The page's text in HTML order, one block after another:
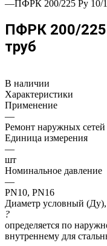
—ПФРК 200/225 Ру
ПФРК 200/
труб
В наличии
Характеристики
Применение
—
Ремонт наружных сетей
Единица измерения
—
шт
Номинальное давление
—
PN10, PN16
Диаметр условный
?
определяется по
внутреннему для